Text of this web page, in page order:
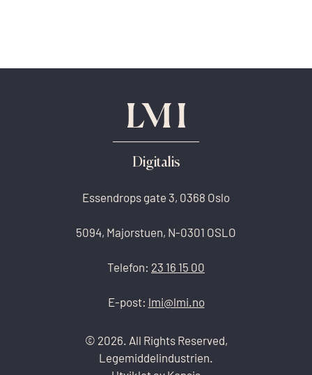
Digitalis
Essendrops gate 3, 0368 Oslo
5094, Majorstuen, N-0301 OSLO
Telefon: 23 16 15 00
E-post: lmi@lmi.no
© 2026. All Rights Reserved,
Legemiddelindustrien.